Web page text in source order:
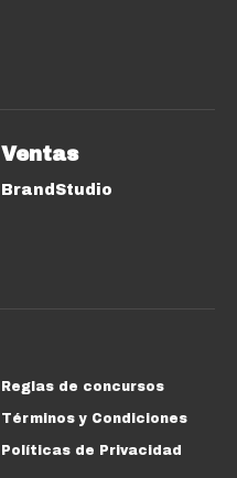
Ventas
BrandStudio
Reglas de concursos
Términos y Condiciones
Políticas de Privacidad